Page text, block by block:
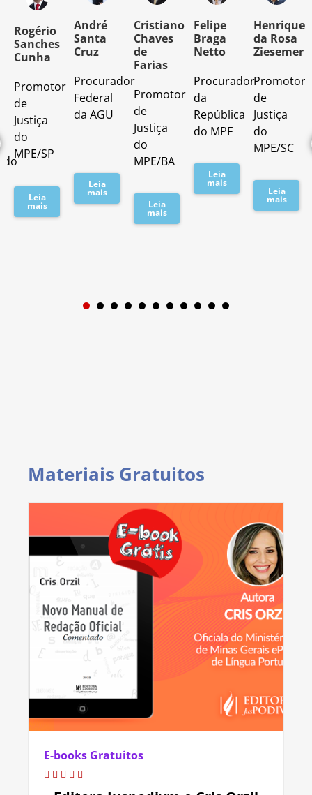
Rogério
Sanches
Cunha
Promotor
de
Justiça
do
MPE/SP
Leia
mais
André
Santa
Cruz
Procurador
Federal
da AGU
Leia
mais
Cristiano
Chaves
de
Farias
Promotor
de
Justiça
do
MPE/BA
Leia
mais
Felipe
Braga
Netto
Procurador
da
República
do MPF
Leia
mais
Henrique
da Rosa
Ziesemer
Promotor
de
Justiça
do
MPE/SC
Leia
mais
1 2 3
Materiais Gratuitos
E-books Gratuitos